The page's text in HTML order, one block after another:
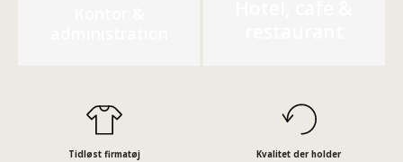
Tidløst firmatøj Kvalitet der holder